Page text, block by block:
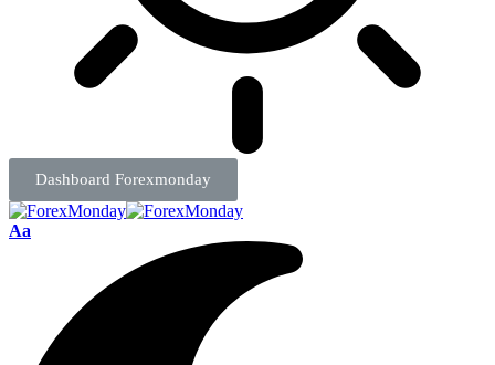
Dashboard Forexmonday
Aa